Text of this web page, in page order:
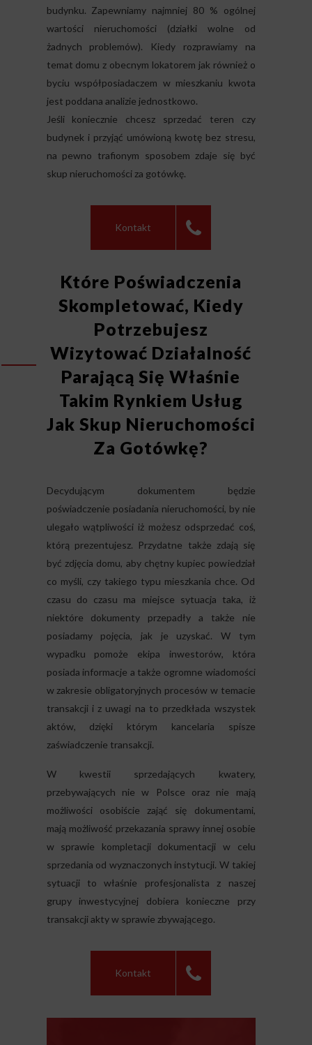
budynku. Zapewniamy najmniej 80 % ogólnej
wartości nieruchomości (działki wolne od
żadnych problemów). Kiedy rozprawiamy na
temat domu z obecnym lokatorem jak również o
byciu współposiadaczem w mieszkaniu kwota
jest poddana analizie jednostkowo.
Jeśli koniecznie chcesz sprzedać teren czy
budynek i przyjąć umówioną kwotę bez stresu,
na pewno trafionym sposobem zdaje się być
skup nieruchomości za gotówkę.
Kontakt
Które Poświadczenia
Skompletować, Kiedy
Potrzebujesz
Wizytować Działalność
Parającą Się Właśnie
Takim Rynkiem Usług
Jak Skup Nieruchomości
Za Gotówkę?
Decydującym dokumentem będzie
poświadczenie posiadania nieruchomości, by nie
ulegało wątpliwości iż możesz odsprzedać coś,
którą prezentujesz. Przydatne także zdają się
być zdjęcia domu, aby chętny kupiec powiedział
co myśli, czy takiego typu mieszkania chce. Od
czasu do czasu ma miejsce sytuacja taka, iż
niektóre dokumenty przepadły a także nie
posiadamy pojęcia, jak je uzyskać. W tym
wypadku pomoże ekipa inwestorów, która
posiada informacje a także ogromne wiadomości
w zakresie obligatoryjnych procesów w temacie
transakcji i z uwagi na to przedkłada wszystek
aktów, dzięki którym kancelaria spisze
zaświadczenie transakcji.
W kwestii sprzedających kwatery,
przebywających nie w Polsce oraz nie mają
możliwości osobiście zająć się dokumentami,
mają możliwość przekazania sprawy innej osobie
w sprawie kompletacji dokumentacji w celu
sprzedania od wyznaczonych instytucji. W takiej
sytuacji to właśnie profesjonalista z naszej
grupy inwestycyjnej dobiera konieczne przy
transakcji akty w sprawie zbywającego.
Kontakt